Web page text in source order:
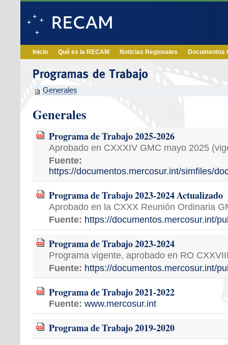
Inicio Qué es la RECAM Noticias Regionales Documentos
Generales
Generales
Programa de Trabajo 2025-2026
Aprobado en CXXXIV GMC mayo 2025
Fuente:
https://documentos.mercosur.int/simfiles/
Programa de Trabajo 2023-2024 Actualizado
Aprobado en la CXXX Reunión Ordinaria
Fuente: https://documentos.mercosur.int/
Programa de Trabajo 2023-2024
Programa vigente, aprobado en RO
Fuente: https://documentos.mercosur.int/
Programa de Trabajo 2021-2022
Fuente: www.mercosur.int
Programa de Trabajo 2019-2020